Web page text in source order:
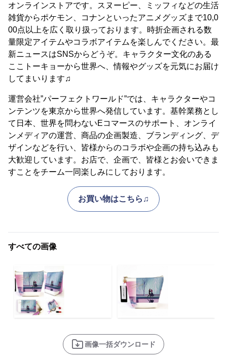
オンラインストアです。スヌーピー、ミッフィなどの生活
雑貨からポケモン、コナンといったアニメグッズまで10,0
00点以上を広く取り扱っております。時折企画される数
量限定アイテムやコラボアイテムを楽しんでください。最
新ニュースはSNSからどうぞ。キャラクター文化のある
ここトーキョーから世界へ、情報やグッズを元気にお届け
してまいります♫
運営会社”パーフェクトワールド”では、キャラクターやコ
ンテンツを東京から世界へ発信しています。基幹業務とし
て日本、世界を問わないEコマースのサポート、オンライ
ンメディアの運営、商品の企画製造、ブランディング、デ
ザインなどを行い、皆様からのコラボや企画の持ち込みも
大歓迎しています。お店で、企画で、皆様とお会いできま
すことをチーム一同楽しみにしております。
お買い物はこちら♫
すべての画像
画像一括ダウンロード